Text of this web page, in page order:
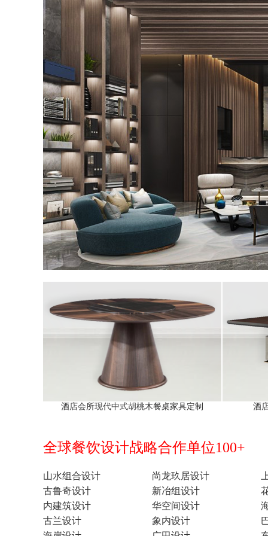
酒店会所现代中式胡桃木餐桌家具定制 酒
全球餐饮设计战略合作单位100+
山水组合设计 尚龙玖居设计
古鲁奇设计
新冶组设计
内建筑设计
华空间设计
古兰设计
象内设计